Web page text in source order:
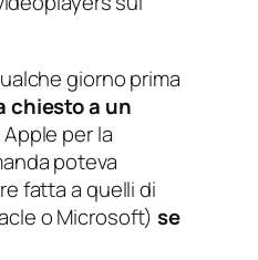
giorno prima
chiesto a un
per la
poteva
fatta a quelli di
o Microsoft) se